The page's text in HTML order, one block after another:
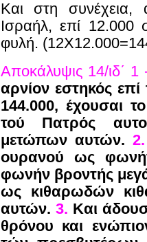
Και στη συνέχεια,
Ισραήλ, επί 12.000
φυλή.
Αποκάλυψις 14/ιδ΄
αρνίον εστηκός
144.000, έχουσαι
τού Πατρός
μετώπων αυτών.2.
ουρανού ως
φωνήν βροντής
ως κιθαρωδών
αυτών. 3. Και
θρόνου και